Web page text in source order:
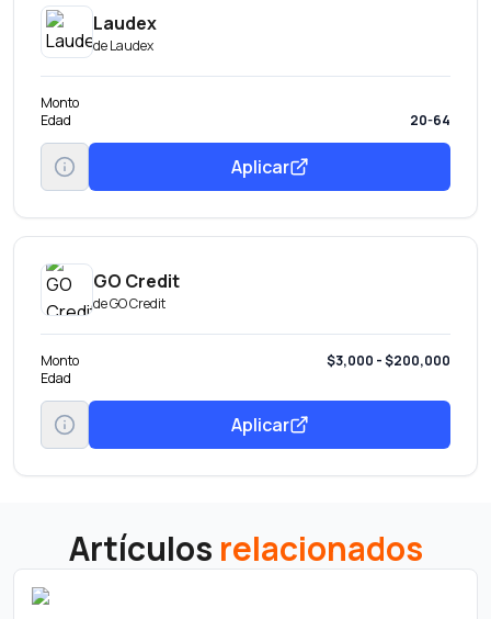
Laudex
deLaudex
Monto
Edad
20-64
Aplicar
GO Credit
deGO Credit
Monto
$3,000 - $200,000
Edad
Aplicar
Artículos relacionados